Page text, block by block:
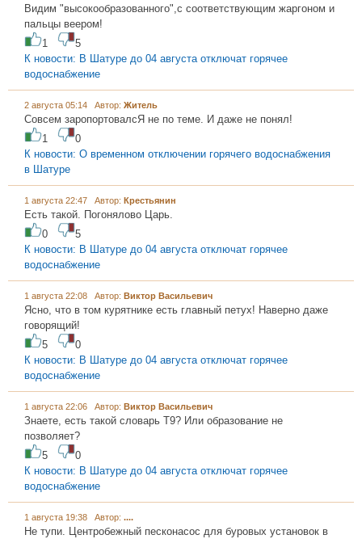
Видим "высокообразованного",с соответствующим жаргоном и
пальцы веером!
1
5
К новости: В Шатуре до 04 августа отключат горячее
водоснабжение
2 августа 05:14 Автор: Житель
Совсем заропортовалсЯ не по теме. И даже не понял!
1
0
К новости: О временном отключении горячего водоснабжения
в Шатуре
1 августа 22:47 Автор: Крeстьянин
Есть такой. Погонялово Царь.
0
5
К новости: В Шатуре до 04 августа отключат горячее
водоснабжение
1 августа 22:08 Автор: Виктор Васильевич
Ясно, что в том курятнике есть главный петух! Наверно даже
говорящий!
5
0
К новости: В Шатуре до 04 августа отключат горячее
водоснабжение
1 августа 22:06 Автор: Виктор Васильевич
Знаете, есть такой словарь Т9? Или образование не
позволяет?
5
0
К новости: В Шатуре до 04 августа отключат горячее
водоснабжение
1 августа 19:38 Автор: ....
Не тупи. Центробежный песконасос для буровых установок в